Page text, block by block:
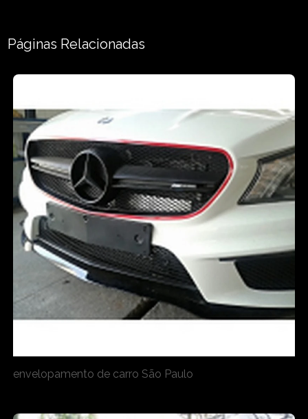
Páginas Relacionadas
envelopamento de carro São Paulo